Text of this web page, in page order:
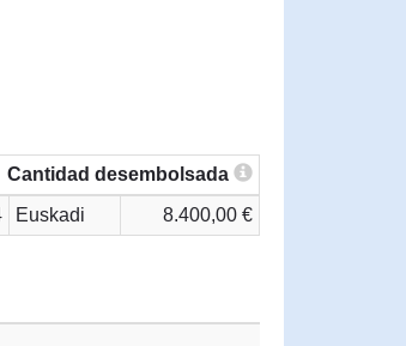
Cantidad desembolsada
Euskadi 8.400,00 €